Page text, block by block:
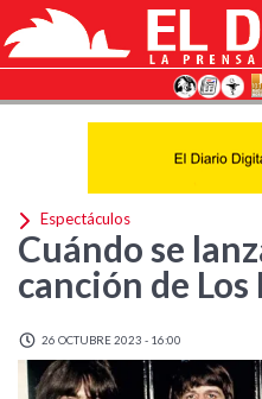
Espectáculos
Cuándo se
canción de Los
26 OCTUBRE 2023 - 16:00